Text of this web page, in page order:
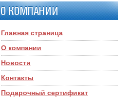
О КОМПАНИИ
Главная страница
О компании
Новости
Контакты
Подарочный сертификат